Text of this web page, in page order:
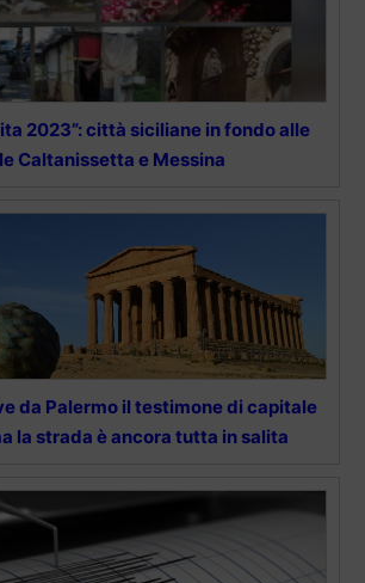
2023”: città siciliane in fondo alle
Caltanissetta e Messina
da Palermo il testimone di capitale
la strada è ancora tutta in salita